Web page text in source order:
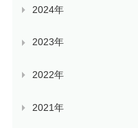
2024年
2023年
2022年
2021年